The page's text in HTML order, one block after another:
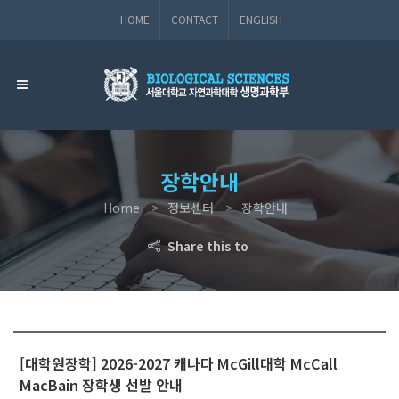
HOME CONTACT ENGLISH
장학안내
Home 정보센터 장학안내
Share this to
[대학원장학] 2026-2027 캐나다 McGill대학 McCall
MacBain 장학생 선발 안내